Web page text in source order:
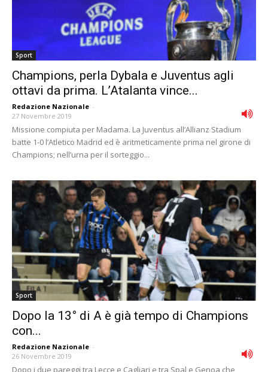
Sport
Champions, perla Dybala e Juventus agli
ottavi da prima. L’Atalanta vince...
Redazione Nazionale -
27 Novembre 2019
Missione compiuta per Madama. La Juventus all’Allianz Stadium
batte 1-0 l’Atletico Madrid ed è aritmeticamente prima nel girone di
Champions; nell’urna per il sorteggio...
Sport
Dopo la 13° di A è già tempo di Champions
con...
Redazione Nazionale -
26 Novembre 2019